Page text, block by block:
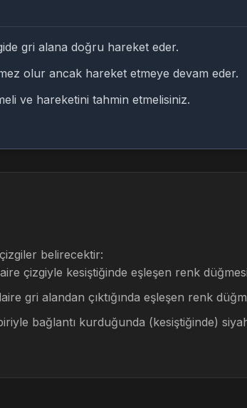
gri alana doğru hareket eder.
olur ancak hareket etmeye devam eder.
ve hareketini tahmin etmelisiniz.
belirecektir:
çizgiyle kesiştiğinde eşleşen renk
gri alandan çıktığında eşleşen renk
bağlantı kurduğunda (kesiştiğinde)